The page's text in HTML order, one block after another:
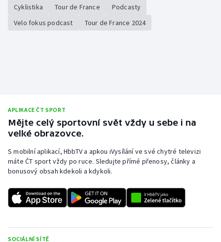
Parasport
Rychlobruslení
Short track
Sportovní střelba
Triatlon
Cyklistika Tour de France
Podcasty
Velo fokus podcast
Tour de France 2024
APLIKACE ČT SPORT
Mějte celý sportovní svět vždy u sebe i na
velké obrazovce.
S mobilní aplikací, HbbTV a apkou iVysílání ve své chytré televizi
máte ČT sport vždy po ruce. Sledujte přímé přenosy, články a
bonusový obsah kdekoli a kdykoli.
SOCIÁLNÍ SÍTĚ